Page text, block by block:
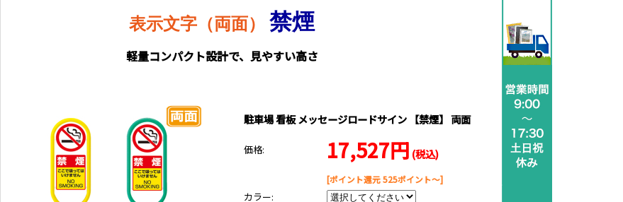
表示文字（両面） 禁煙
軽量コンパクト設計で、見やすい高さ
駐車場 看板 メッセージロードサイン 【禁煙】 両面
価格: 17,527円 (税込)
[ポイント還元 525ポイント～]
カラー: